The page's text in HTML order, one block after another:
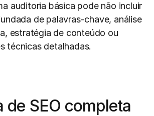
auditoria básica pode não incluir
de palavras-chave, análise
estratégia de conteúdo ou
técnicas detalhadas.
de SEO completa